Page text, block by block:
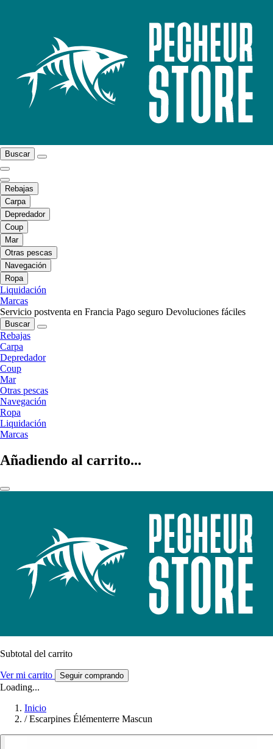
Buscar
Rebajas
Carpa
Depredador
Coup
Mar
Otras pescas
Navegación
Ropa
Liquidación
Marcas
Servicio postventa en Francia Pago seguro Devoluciones fáciles
Buscar
Rebajas
Carpa
Depredador
Coup
Mar
Otras pescas
Navegación
Ropa
Liquidación
Marcas
Añadiendo al carrito...
Subtotal del carrito
Ver mi carrito Seguir comprando
Loading...
Inicio
/ Escarpines Élémenterre Mascun